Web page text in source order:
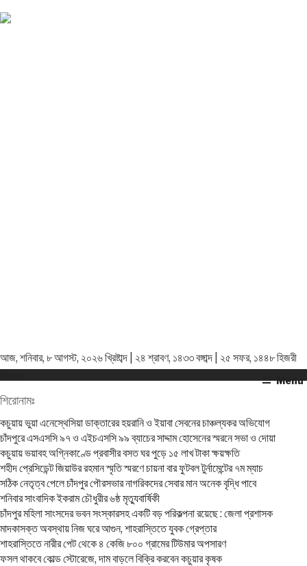
আজ, শনিবার, ৮ আগস্ট, ২০২৬ খ্রিষ্টাব্দ | ২৪ শ্রাবণ, ১৪৩৩ বঙ্গাব্দ | ২৫ সফর, ১৪৪৮ হিজরী
Menu
শিরোনামঃ
কচুয়ায় ভুয়া এনেস্থেসিয়া ডাক্তারের হয়রানি ও ইয়াবা সেবনের চাঞ্চল্যকর অভিযোগ
চাঁদপুরে এসএসসি ৯৭ ও এইচএসসি ৯৯ ব্যাচের সাদ্দাম হোসেনের স্মরনে সভা ও দোয়া
কচুয়ায় ভয়াবহ অগ্নিকাণ্ডে প্রবাসীর বসত ঘর পুড়ে ১৫ লাখ টাকা ক্ষয়ক্ষতি
শহীদ প্রেসিডেন্ট জিয়াউর রহমান স্মৃতি স্মরণে চায়না বার ফুটবল টুর্নামেন্টের ৭ম ম্যাচ
সঠিক নেতৃত্ব পেলে চাঁদপুর পৌরসভার নাগরিকদের সেবার মান অনেক বৃদ্ধি পাবে
শনিবার সাংবাদিক ইকরাম চৌধুরীর ৬ষ্ঠ মৃত্যুবার্ষিকী
চাঁদপুর মহিলা সাংসদের ভবন সংস্কারসহ একটি বড় পরিকল্পনা রয়েছে : জেলা প্রশাসক
মাদকাসক্ত অবস্থায় নিজ ঘরে আগুন, শাহরাস্তিতে যুবক গ্রেপ্তার
শাহরাস্তিতে নারীর পেট থেকে ৪ কেজি ৮০০ গ্রামের টিউমার অপসারণ
ফসল থাকবে কোল্ড স্টোরেজে, দাম বাড়লে বিক্রি করবেন কচুয়ার কৃষক